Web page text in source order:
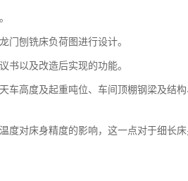
门刨铣床负荷图进行设计。
书以及改造后实现的功能。
车高度及起重吨位、车间顶棚钢梁及结
度对床身精度的影响，这一点对于细长